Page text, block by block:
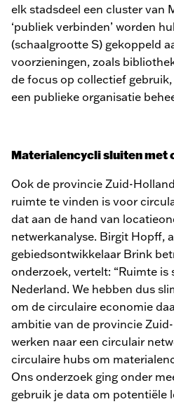
elk stadsdeel een cluster van
‘publiek verbinden’ worden
(schaalgrootte S) gekoppeld
voorzieningen, zoals
de focus op collectief
een publieke organisatie
Materialencycli sluiten met
Ook de provincie Zuid-
ruimte te vinden is voor
dat aan de hand van
netwerkanalyse. Birgit Hopff,
gebiedsontwikkelaar Brink
onderzoek, vertelt: “Ruimte is
Nederland. We hebben dus
om de circulaire economie
ambitie van de provincie
werken naar een circulair
circulaire hubs om
Ons onderzoek ging onder
gebruik je data om potentiële